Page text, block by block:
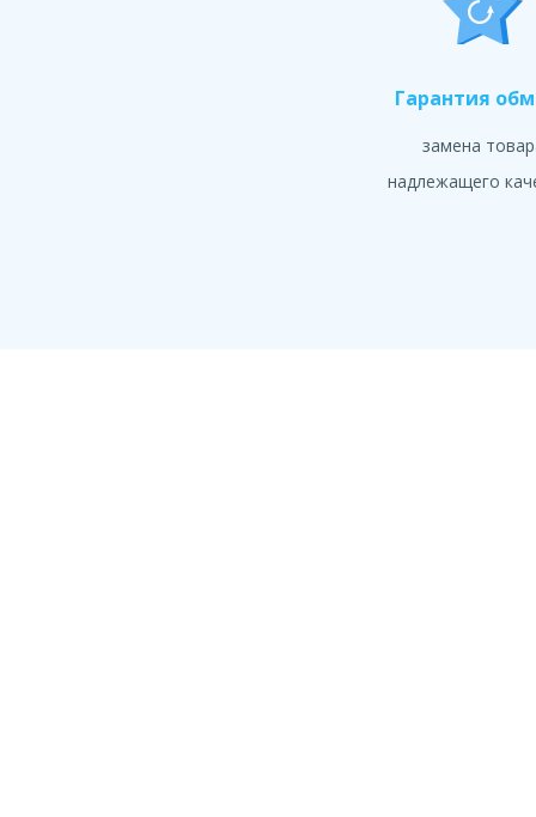
Гарантия
замена
надлежащего